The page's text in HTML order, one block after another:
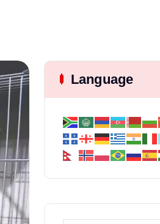
Language